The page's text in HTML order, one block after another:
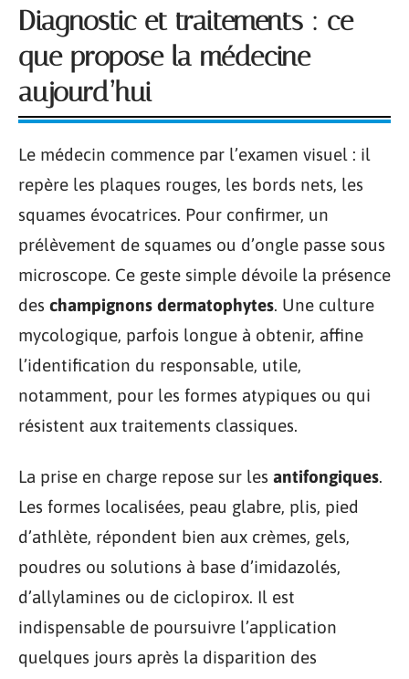
Diagnostic et traitements : ce
que propose la médecine
aujourd’hui
Le médecin commence par l’examen visuel : il
repère les plaques rouges, les bords nets, les
squames évocatrices. Pour confirmer, un
prélèvement de squames ou d’ongle passe sous
microscope. Ce geste simple dévoile la présence
des champignons dermatophytes. Une culture
mycologique, parfois longue à obtenir, affine
l’identification du responsable, utile,
notamment, pour les formes atypiques ou qui
résistent aux traitements classiques.
La prise en charge repose sur les antifongiques.
Les formes localisées, peau glabre, plis, pied
d’athlète, répondent bien aux crèmes, gels,
poudres ou solutions à base d’imidazolés,
d’allylamines ou de ciclopirox. Il est
indispensable de poursuivre l’application
quelques jours après la disparition des